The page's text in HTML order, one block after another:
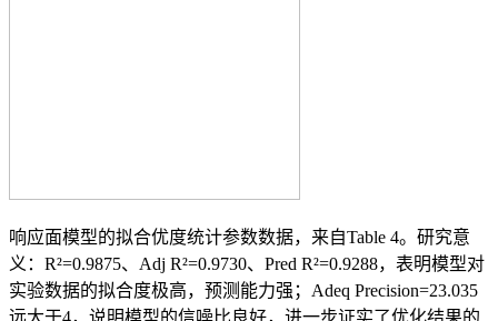
响应面模型的拟合优度统计参数数据，来自Table 4。研究意
义：R²=0.9875、Adj R²=0.9730、Pred R²=0.9288，表明模型对
实验数据的拟合度极高，预测能力强；Adeq Precision=23.035